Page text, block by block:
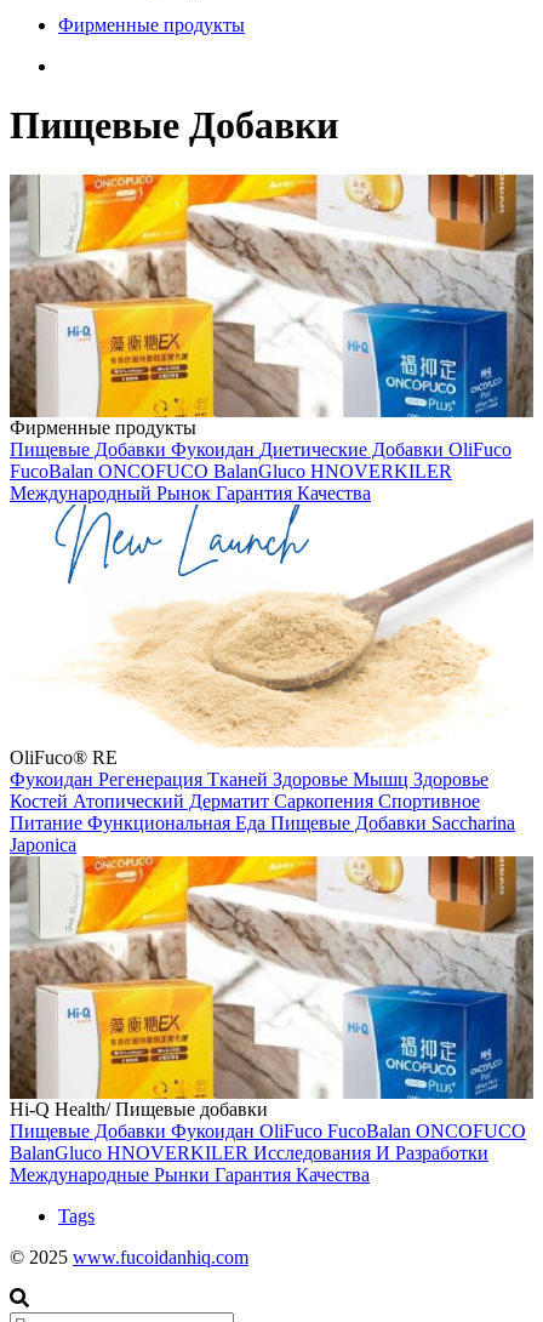
Фирменные продукты
Пищевые Добавки
Фирменные продукты
Пищевые Добавки Фукоидан Диетические Добавки OliFuco
FucoBalan ONCOFUCO BalanGluco HNOVERKILER
Международный Рынок Гарантия Качества
OliFuco® RE
Фукоидан Регенерация Тканей Здоровье Мышц Здоровье
Костей Атопический Дерматит Саркопения Спортивное
Питание Функциональная Еда Пищевые Добавки Saccharina
Japonica
Hi-Q Health/ Пищевые добавки
Пищевые Добавки Фукоидан OliFuco FucoBalan ONCOFUCO
BalanGluco HNOVERKILER Исследования И Разработки
Международные Рынки Гарантия Качества
Tags
© 2025 www.fucoidanhiq.com